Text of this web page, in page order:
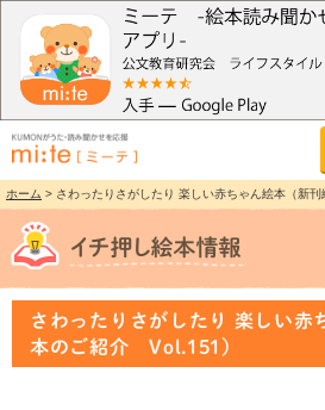
ホーム > さわったりさがしたり 楽しい赤ちゃん絵本（新
さわったりさがしたり 楽しい赤
本のご紹介 Vol.151）